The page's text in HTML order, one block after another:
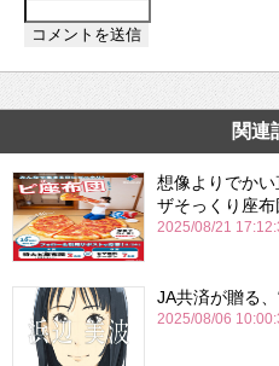
関連
想像よりでか
ザそっくり座布
2025/08/21
JA共済が贈る
2025/08/06